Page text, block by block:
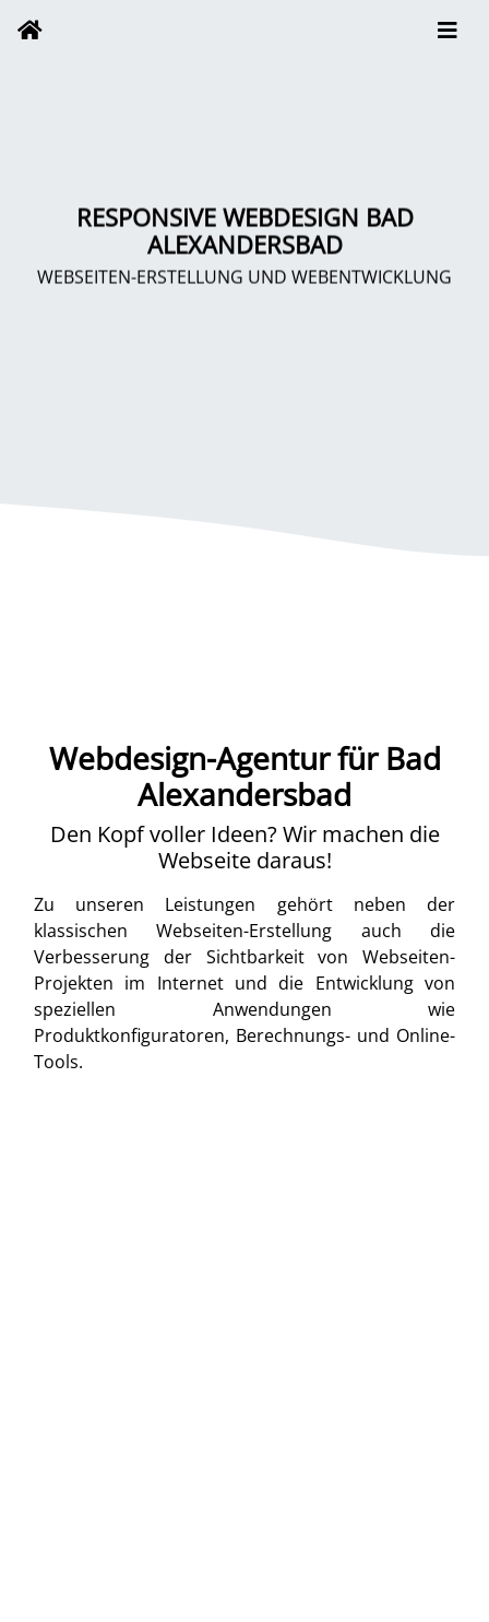
RESPONSIVE WEBDESIGN BAD
ALEXANDERSBAD
WEBSEITEN-ERSTELLUNG UND WEBENTWICKLUNG
Webdesign-Agentur für Bad
Alexandersbad
Den Kopf voller Ideen? Wir machen die
Webseite daraus!
Zu unseren Leistungen gehört neben der
klassischen Webseiten-Erstellung auch die
Verbesserung der Sichtbarkeit von Webseiten-
Projekten im Internet und die Entwicklung von
speziellen Anwendungen wie
Produktkonfiguratoren, Berechnungs- und Online-
Tools.